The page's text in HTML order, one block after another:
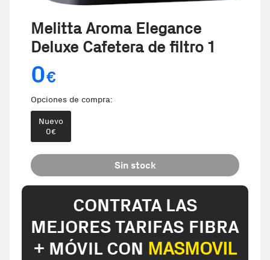
Melitta Aroma Elegance
Deluxe Cafetera de filtro 1
0€
Opciones de compra:
Nuevo
0€
Sin stock
CONTRATA LAS
MEJORES TARIFAS FIBRA
+ MÓVIL CON MASMOVIL